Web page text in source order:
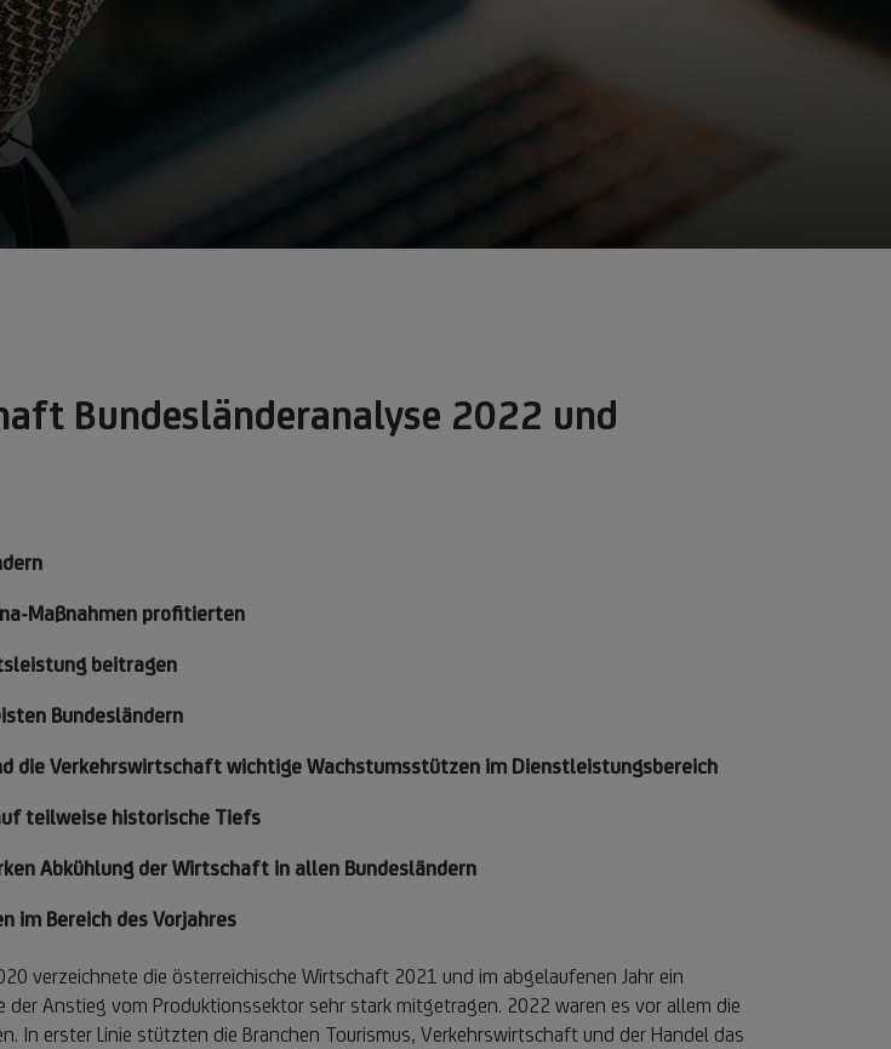
Bundesländeranalyse 2022 und
Maßnahmen profitierten
beitragen
Bundesländern
die Verkehrswirtschaft wichtige Wachstumsstützen im Dienstleistungsbereich
teilweise historische Tiefs
Abkühlung der Wirtschaft in allen Bundesländern
Bereich des Vorjahres
verzeichnete die österreichische Wirtschaft 2021 und im abgelaufenen Jahr ein
Anstieg vom Produktionssektor sehr stark mitgetragen. 2022 waren es vor allem die
erster Linie stützten die Branchen Tourismus, Verkehrswirtschaft und der Handel das